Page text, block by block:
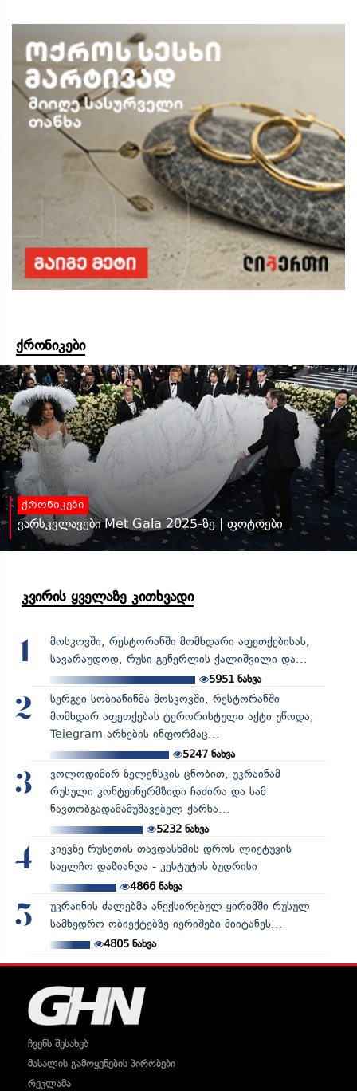
ქრონიკები
ქრონიკები
ვარსკვლავები Met Gala 2025-ზე | ფოტოები
კვირის ყველაზე კითხვადი
1
მოსკოვში, რესტორანში მომხდარი აფეთქებისას,
სავარაუდოდ, რუსი გენერლის ქალიშვილი და...
5951 ნახვა
2
სერგეი სობიანინმა მოსკოვში, რესტორანში
მომხდარ აფეთქებას ტერორისტული აქტი უწოდა,
Telegram-არხების ინფორმაც...
5247ნახვა
3
ვოლოდიმირ ზელენსკის ცნობით, უკრაინამ
რუსული კონტეინერმზიდი ჩაძირა და სამ
ნავთობგადამამუშავებელ ქარხა...
5232ნახვა
4
კიევზე რუსეთის თავდასხმის დროს ლიეტუვის
საელჩო დაზიანდა - კესტუტის ბუდრისი
4866ნახვა
5
უკრაინის ძალებმა ანექსირებულ ყირიმში რუსულ
სამხედრო ობიექტებზე იერიშები მიიტანეს...
4805ნახვა
ჩვენს შესახებ
მასალის გამოყენების პირობები
რეკლამა